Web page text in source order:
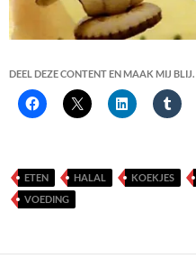
DEEL DEZE CONTENT EN MAAK MIJ BLIJ.
ETEN HALAL KOEKJES
VOEDING